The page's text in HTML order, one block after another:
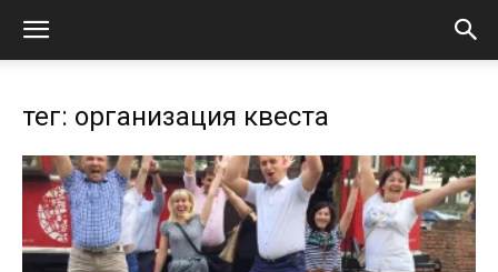
тег: организация квеста